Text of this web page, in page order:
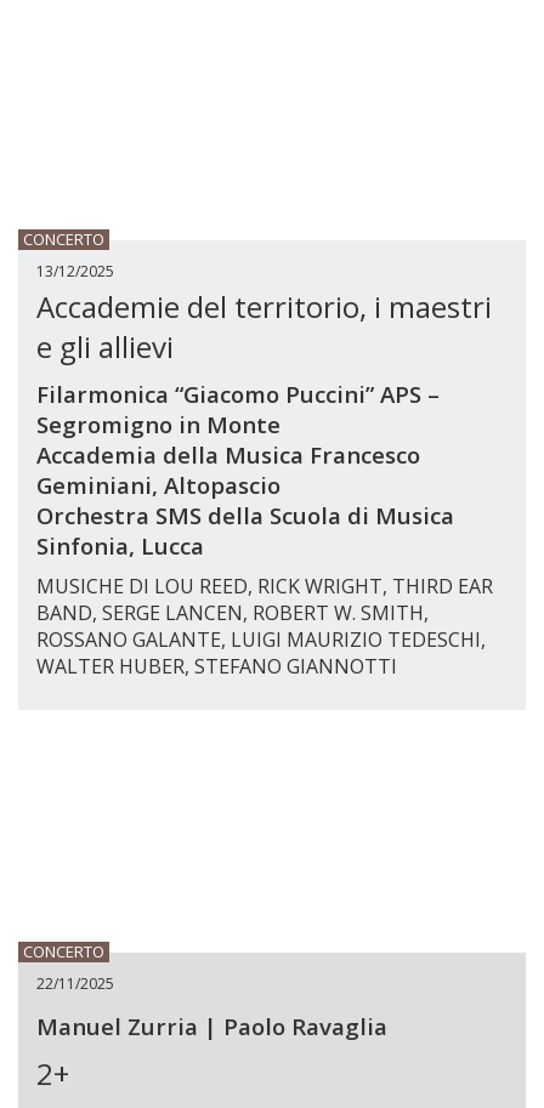
CONCERTO
13/12/2025
Accademie del territorio, i maestri
e gli allievi
Filarmonica “Giacomo Puccini” APS –
Segromigno in Monte
Accademia della Musica Francesco
Geminiani, Altopascio
Orchestra SMS della Scuola di Musica
Sinfonia, Lucca
MUSICHE DI LOU REED, RICK WRIGHT, THIRD EAR
BAND, SERGE LANCEN, ROBERT W. SMITH,
ROSSANO GALANTE, LUIGI MAURIZIO TEDESCHI,
WALTER HUBER, STEFANO GIANNOTTI
CONCERTO
22/11/2025
Manuel Zurria | Paolo Ravaglia
2+